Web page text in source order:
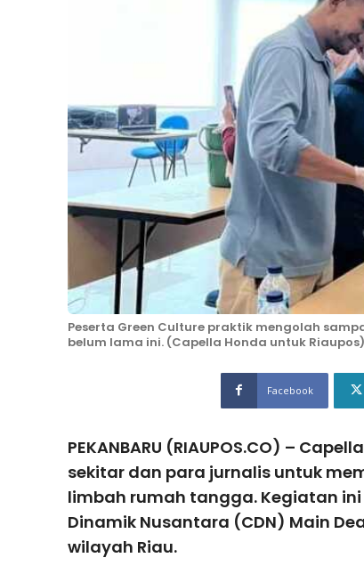
Peserta Green Culture praktik mengolah
belum lama ini. (Capella Honda untuk Riaupos)
Facebook
PEKANBARU (RIAUPOS.CO) –
sekitar dan para jurnalis untuk
limbah rumah tangga. Kegiatan
Dinamik Nusantara (CDN) Main
wilayah Riau.